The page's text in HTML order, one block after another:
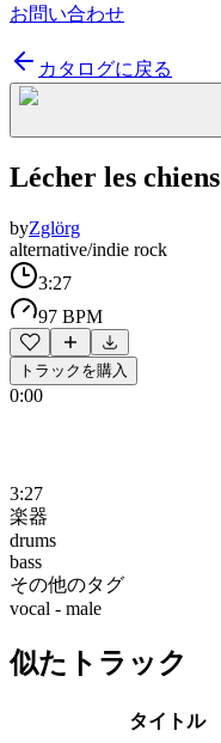
お問い合わせ
カタログに戻る
Lécher les chiens
byZglörg
alternative/indie rock
3:27
97 BPM
トラックを購入
0:00
3:27
楽器
drums
bass
その他のタグ
vocal - male
似たトラック
タイトル